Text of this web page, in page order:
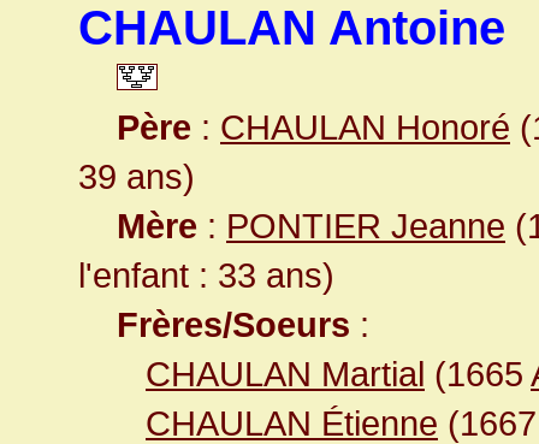
CHAULAN Antoine
Père : CHAULAN Honoré
39 ans)
Mère : PONTIER Jeanne
l'enfant : 33 ans)
Frères/Soeurs :
CHAULAN Martial (1665
CHAULAN Étienne